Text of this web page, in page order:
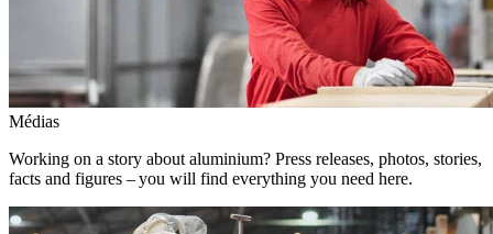
Médias
Working on a story about aluminium? Press releases, photos, stories,
facts and figures – you will find everything you need here.